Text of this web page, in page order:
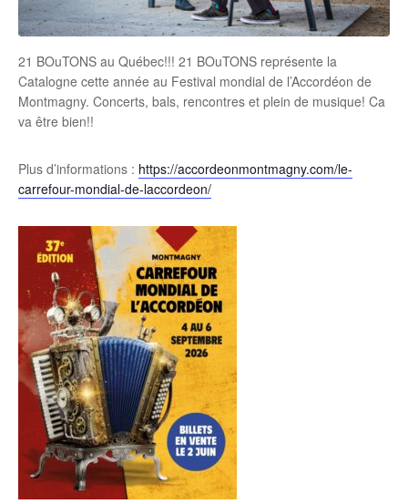
21 BOuTONS au Québec!!! 21 BOuTONS représente la
Catalogne cette année au Festival mondial de l’Accordéon de
Montmagny. Concerts, bals, rencontres et plein de musique! Ca
va être bien!!
Plus d’informations : https://accordeonmontmagny.com/le-
carrefour-mondial-de-laccordeon/